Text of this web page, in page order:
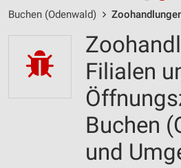
Buchen (Odenwald) Zoohandlungen
Filialen
Buchen
und